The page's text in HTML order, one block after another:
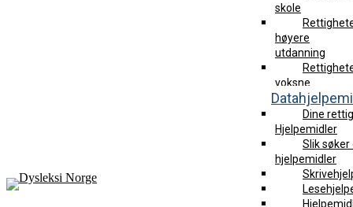
skole
høyere
utdanning
voksne
Dine
Hjelpemidler
Slik søker
hjelpemidler